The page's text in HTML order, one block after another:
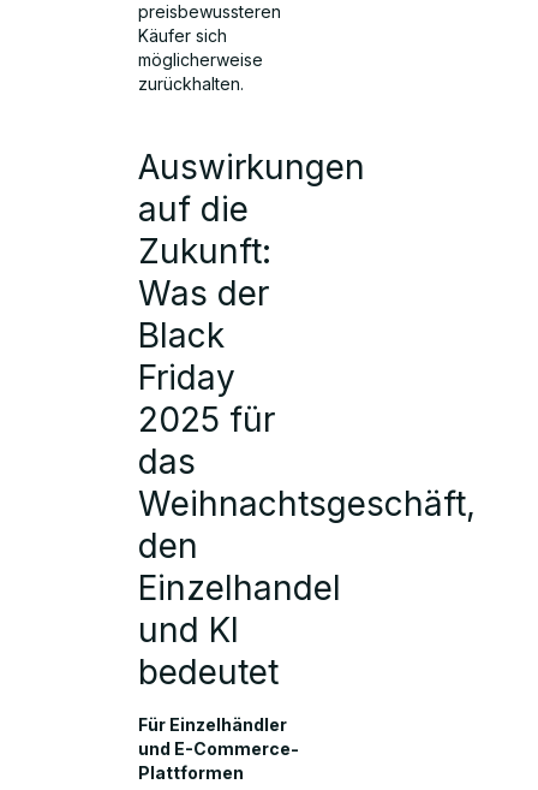
preisbewussteren
Käufer sich
möglicherweise
zurückhalten.
Auswirkungen
auf die
Zukunft:
Was der
Black
Friday
2025 für
das
Weihnachtsgeschäft,
den
Einzelhandel
und KI
bedeutet
Für Einzelhändler
und E-Commerce-
Plattformen